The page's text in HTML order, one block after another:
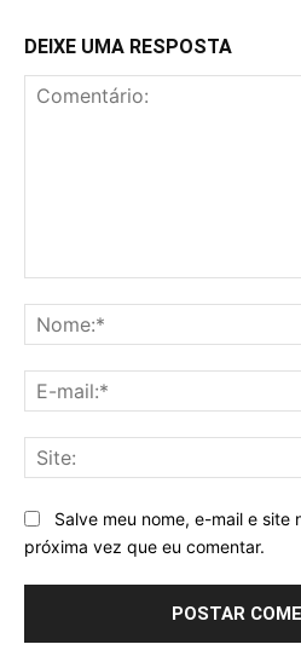
DEIXE UMA RESPOSTA
Salve meu nome, e-mail e site
próxima vez que eu comentar.